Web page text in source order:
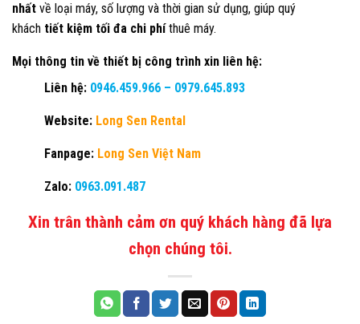
nhất về loại máy, số lượng và thời gian sử dụng, giúp quý
khách tiết kiệm tối đa chi phíthuê máy.
Mọi thông tin về thiết bị công trình xin liên hệ:
Liên hệ: 0946.459.966 – 0979.645.893
Website: Long Sen Rental
Fanpage: Long Sen Việt Nam
Zalo: 0963.091.487
Xin trân thành cảm ơn quý khách hàng đã lựa
chọn chúng tôi.